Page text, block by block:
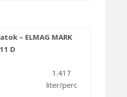
– ELMAG MARK
D
1.417
liter/perc